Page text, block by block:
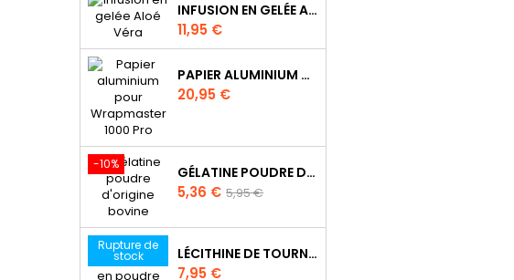
INFUSION EN GELÉE ALOÉ VÉRA
Prix
11,95 €
PAPIER ALUMINIUM POUR WRAPMASTER 1000 PRO - 34C27
Prix
20,95 €
-10% GÉLATINE POUDRE D'ORIGINE BOVINE
Prix
5,36 € Prix
base
5,95 €
Rupture de
stock LÉCITHINE DE TOURNESOL EN POUDRE
Prix
7,95 €